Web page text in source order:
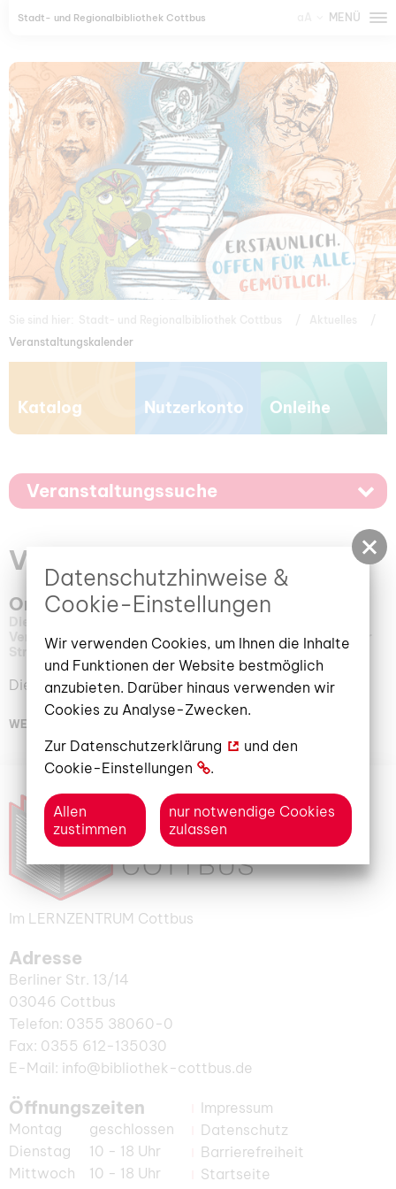
Stadt- und Regionalbibliothek Cottbus MENÜ
Veranstaltungskalender
Katalog Nutzerkonto Onleihe
Veranstaltungssuche
Veranstaltungskalender
Onleihe-Sprechstunde
Veranstaltungsort: Stadt- und Regionalbibliothek, Berliner
Straße 13/14 | Multimediakabinett (2.OG)
Dienstags. Ein offenes Angebot!
WEITERLESEN
Im LERNZENTRUM Cottbus
Adresse
Berliner Str. 13/14
03046 Cottbus
Telefon: 0355 38060-0
Fax: 0355 612-135030
E-Mail: info@bibliothek-cottbus.de
Öffnungszeiten
Montag
geschlossen
Dienstag
10 - 18 Uhr
Mittwoch
10 - 18 Uhr
Impressum
Datenschutz
Barrierefreiheit
Startseite
Datenschutzhinweise &
Cookie-Einstellungen
Wir verwenden Cookies, um Ihnen die Inhalte
und Funktionen der Website bestmöglich
anzubieten. Darüber hinaus verwenden wir
Cookies zu Analyse-Zwecken.
Zur Datenschutzerklärung
und den
Cookie-Einstellungen
.
Allen
zustimmen
nur notwendige Cookies
zulassen